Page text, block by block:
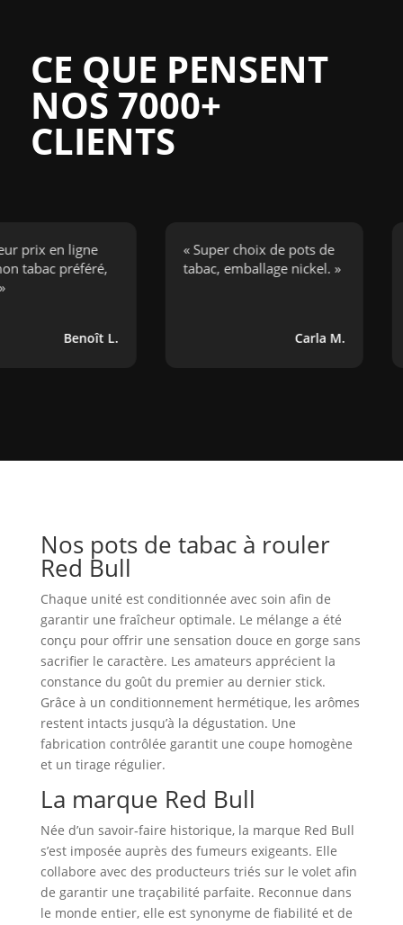
CE QUE PENSENT
NOS 7000+
CLIENTS
en ligne
préféré,
Benoît L.
« Super choix de pots de
tabac, emballage nickel. »
Carla M.
Nos pots de tabac à rouler
Red Bull
Chaque unité est conditionnée avec soin afin de
garantir une fraîcheur optimale. Le mélange a été
conçu pour offrir une sensation douce en gorge sans
sacrifier le caractère. Les amateurs apprécient la
constance du goût du premier au dernier stick.
Grâce à un conditionnement hermétique, les arômes
restent intacts jusqu’à la dégustation. Une
fabrication contrôlée garantit une coupe homogène
et un tirage régulier.
La marque Red Bull
Née d’un savoir‑faire historique, la marque Red Bull
s’est imposée auprès des fumeurs exigeants. Elle
collabore avec des producteurs triés sur le volet afin
de garantir une traçabilité parfaite. Reconnue dans
le monde entier, elle est synonyme de fiabilité et de